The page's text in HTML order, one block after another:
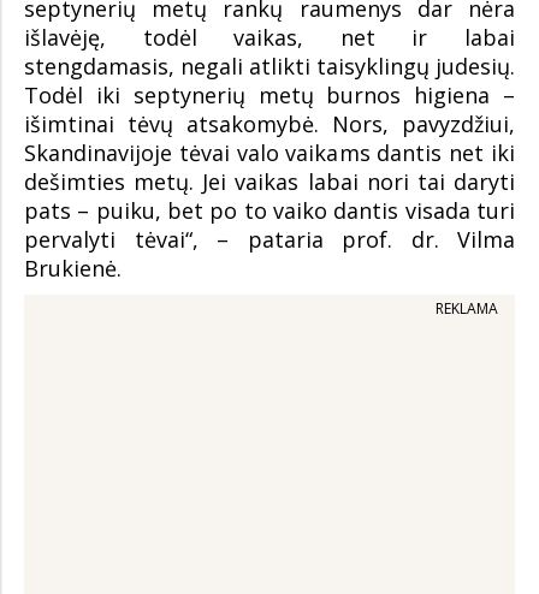
septynerių metų rankų raumenys dar nėra
išlavėję, todėl vaikas, net ir labai
stengdamasis, negali atlikti taisyklingų judesių.
Todėl iki septynerių metų burnos higiena –
išimtinai tėvų atsakomybė. Nors, pavyzdžiui,
Skandinavijoje tėvai valo vaikams dantis net iki
dešimties metų. Jei vaikas labai nori tai daryti
pats – puiku, bet po to vaiko dantis visada turi
pervalyti tėvai“, – pataria prof. dr. Vilma
Brukienė.
REKLAMA